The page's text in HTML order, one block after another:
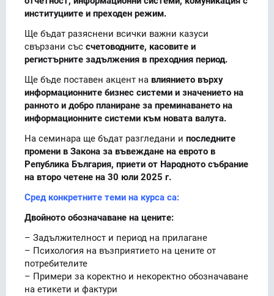
институциите и преходен режим.
Ще бъдат разяснени всички важни казуси
свързани със счетоводните, касовите и
регистърните задължения в преходния период.
Ще бъде поставен акцент на влиянието върху
информационните бизнес системи и значението на
ранното и добро планиране за преминаването на
информационните системи към новата валута.
На семинара ще бъдат разгледани и последните
промени в Закона за въвеждане на еврото в
Република България, приети от Народното събрание
на второ четене на 30 юли 2025 г.
Сред конкретните теми на курса са:
Двойното обозначаване на цените:
– Задължителност и период на прилагане
– Психология на възприятието на цените от
потребителите
– Примери за коректно и некоректно обозначаване
на етикети и фактури